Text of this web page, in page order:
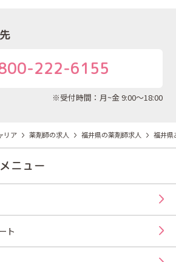
222-6155
※受付時間：月~金 9:00～18:00
リア 薬剤師の求人 福井県の薬剤師求人 福井県
ニュー
ト